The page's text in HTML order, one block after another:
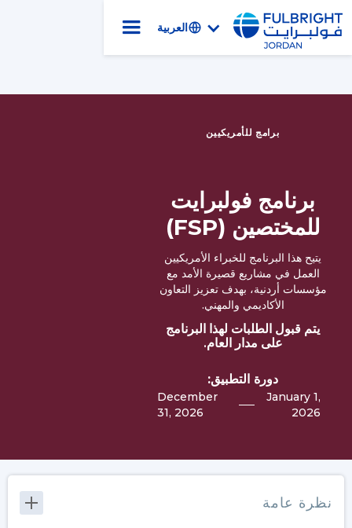
العربية
برامج للأمريكيين
برنامج فولبرايت
للمختصين (FSP)
يتيح هذا البرنامج للخبراء الأمريكيين
العمل في مشاريع قصيرة الأمد مع
مؤسسات أردنية، بهدف تعزيز التعاون
الأكاديمي والمهني.
يتم قبول الطلبات لهذا البرنامج
على مدار العام.
دورة التطبيق:
January 1,
2026
December
31, 2026
نظرة عامة